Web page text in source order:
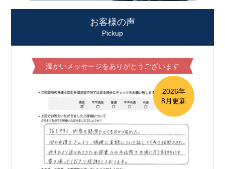
お客様の声
Pickup
温かいメッセージをありがとうございます
2026年
8月更新